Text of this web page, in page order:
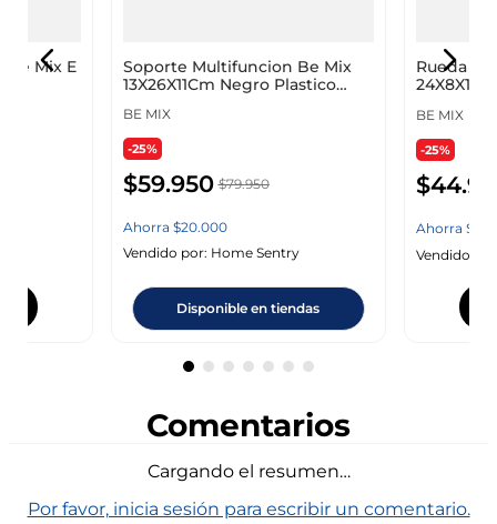
Be Mix E
Soporte Multifuncion Be Mix
13X26X11Cm Negro Plastico
BE MIX
-25%
$59.950 $79.950
Ahorra $20.000
Vendido por: Home Sentry
Disponible en tiendas
Rueda
BE MIX
-25%
$44.
Ahorra$
Vendido
Comentarios
Cargando el resumen…
Por favor, inicia sesión para escribir un comentario.